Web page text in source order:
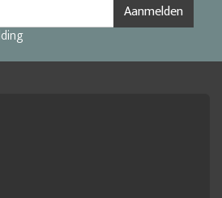
Aanmelden